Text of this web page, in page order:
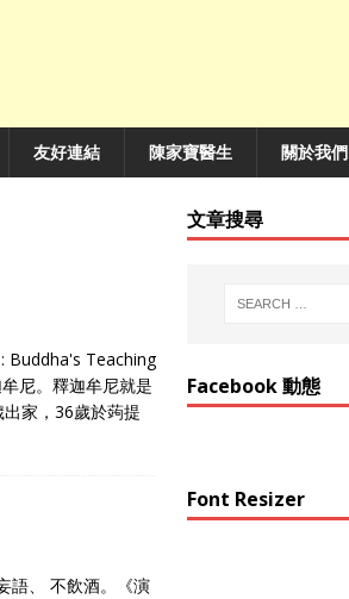
友好連結 陳家寶醫生 關於我們
Buddha's Teaching
尼。釋迦牟尼就是
家，36歲於蒟提
語、 不飲酒。《演
文章搜尋
Facebook 動態
Font Resizer